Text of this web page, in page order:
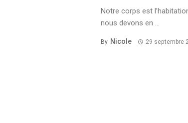
Notre corps est
nous devons en ...
By Nicole 29 septembre